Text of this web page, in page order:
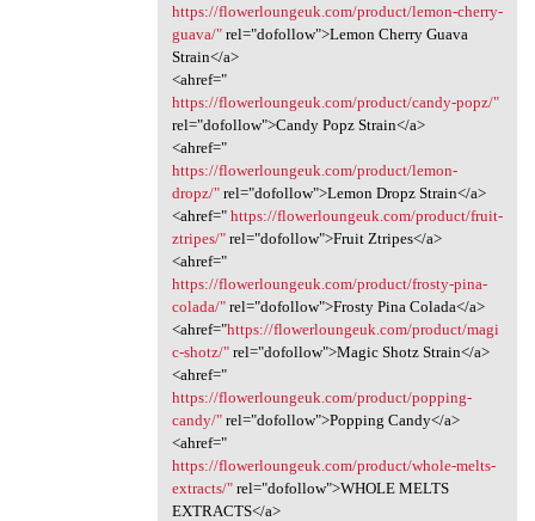
https://flowerloungeuk.com/product/lemon-cherry-
guava/"rel="dofollow">Lemon Cherry Guava
Strain</a>
<ahref="
https://flowerloungeuk.com/product/candy-popz/"
rel="dofollow">Candy Popz Strain</a>
<ahref="
https://flowerloungeuk.com/product/lemon-
dropz/"rel="dofollow">Lemon Dropz Strain</a>
<ahref=" https://flowerloungeuk.com/product/fruit-
ztripes/"rel="dofollow">Fruit Ztripes</a>
<ahref="
https://flowerloungeuk.com/product/frosty-pina-
colada/"rel="dofollow">Frosty Pina Colada</a>
<ahref="https://flowerloungeuk.com/product/magi
c-shotz/"rel="dofollow">Magic Shotz Strain</a>
<ahref="
https://flowerloungeuk.com/product/popping-
candy/"rel="dofollow">Popping Candy</a>
<ahref="
https://flowerloungeuk.com/product/whole-melts-
extracts/"rel="dofollow">WHOLE MELTS
EXTRACTS</a>